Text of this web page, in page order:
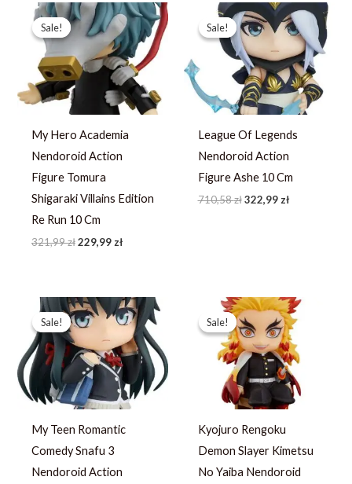
Sale!
Sale!
My Hero Academia
Nendoroid Action
Figure Tomura
Shigaraki Villains Edition
Re Run 10 Cm
321,99zł
Pierwotna
cena
wynosiła:
321,99 zł.
229,99zł
Aktualna
cena
wynosi:
229,99 zł.
Sale!
Sale!
League Of Legends
Nendoroid Action
Figure Ashe 10 Cm
710,58zł
Pierwotna
cena
wynosiła:
710,58 zł.
322,99zł
Aktualna
cena
wynosi:
322,99 zł.
Sale!
Sale!
My Teen Romantic
Comedy Snafu 3
Nendoroid Action
Pierwotna
cena
wynosiła:
321,99 zł.
Aktualna
cena
wynosi:
229,99 zł.
Sale!
Sale!
Kyojuro Rengoku
Demon Slayer Kimetsu
No Yaiba Nendoroid
Pierwotna
cena
wynosiła:
246,39 zł.
Aktualna
cena
wynosi:
175,99 zł.